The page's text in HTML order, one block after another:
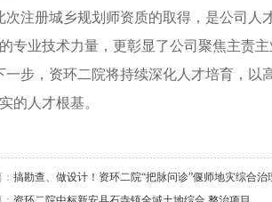
次注册城乡规划师资质的取得，是公司人
专业技术力量，更彰显了公司 聚焦主责主
一步，资环二院将持续深化人才培育 ，以
的人才根基。
搞勘查、做设计！资环二院“把脉问诊”偃师地灾综合治